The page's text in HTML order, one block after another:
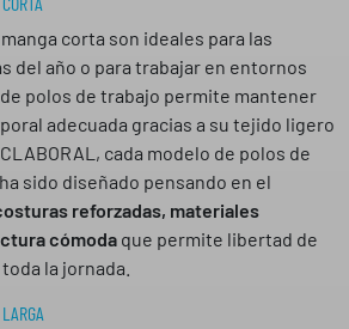
corta son ideales para las
del año o para trabajar en entornos
polos de trabajo permite mantener
adecuada gracias a su tejido ligero
cada modelo de polos de
sido diseñado pensando en el
reforzadas, materiales
cómoda que permite libertad de
la jornada.